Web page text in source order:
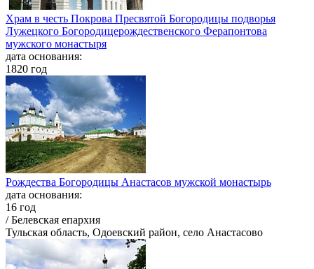
Храм в честь Покрова Пресвятой Богородицы подворья
Лужецкого Богородицерождественского Ферапонтова
мужского монастыря
дата основания:
1820 год
Рождества Богородицы Анастасов мужской монастырь
дата основания:
16 год
/ Белевская епархия
Тульская область, Одоевский район, село Анастасово